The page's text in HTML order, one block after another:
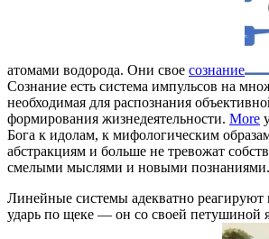
атомами водорода. Они свое сознание
Сознание есть система импульсов на
необходимая для распознания
формирования жизнедеятельности. More
Бога к идолам, к мифологическим
абстракциям и больше не тревожат
смелыми мыслями и новыми познаниями.
Линейные системы адекватно реагируют
ударь по щеке — он со своей петушиной